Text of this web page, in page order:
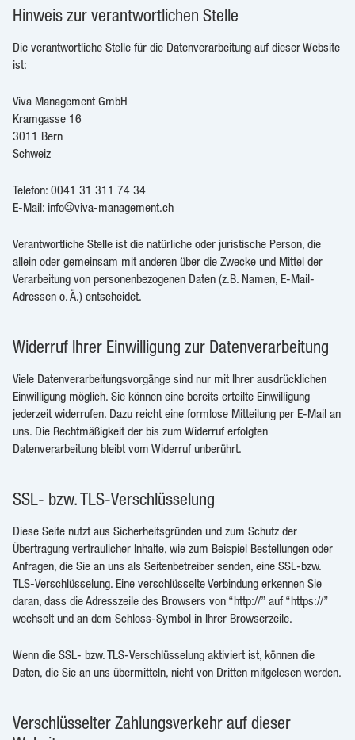
Hinweis zur verantwortlichen Stelle
Die verantwortliche Stelle für die Datenverarbeitung auf dieser Website
ist:
Viva Management GmbH
Kramgasse 16
3011 Bern
Schweiz
Telefon: 0041 31 311 74 34
E-Mail: info@viva-management.ch
Verantwortliche Stelle ist die natürliche oder juristische Person, die
allein oder gemeinsam mit anderen über die Zwecke und Mittel der
Verarbeitung von personenbezogenen Daten (z.B. Namen, E-Mail-
Adressen o. Ä.) entscheidet.
Widerruf Ihrer Einwilligung zur Datenverarbeitung
Viele Datenverarbeitungsvorgänge sind nur mit Ihrer ausdrücklichen
Einwilligung möglich. Sie können eine bereits erteilte Einwilligung
jederzeit widerrufen. Dazu reicht eine formlose Mitteilung per E-Mail an
uns. Die Rechtmäßigkeit der bis zum Widerruf erfolgten
Datenverarbeitung bleibt vom Widerruf unberührt.
SSL- bzw. TLS-Verschlüsselung
Diese Seite nutzt aus Sicherheitsgründen und zum Schutz der
Übertragung vertraulicher Inhalte, wie zum Beispiel Bestellungen oder
Anfragen, die Sie an uns als Seitenbetreiber senden, eine SSL-bzw.
TLS-Verschlüsselung. Eine verschlüsselte Verbindung erkennen Sie
daran, dass die Adresszeile des Browsers von “http://” auf “https://”
wechselt und an dem Schloss-Symbol in Ihrer Browserzeile.
Wenn die SSL- bzw. TLS-Verschlüsselung aktiviert ist, können die
Daten, die Sie an uns übermitteln, nicht von Dritten mitgelesen werden.
Verschlüsselter Zahlungsverkehr auf dieser